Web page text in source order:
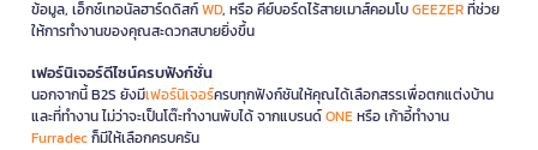
ข้อมูล, เอ็กซ์เทอนัลฮาร์ดดิสก์WD, หรือ คีย์บอร์ดไร้สายเมาส์คอมโบGEEZERที่ช่วย
ให้การทำงานของคุณสะดวกสบายยิ่งขึ้น
เฟอร์นิเจอร์ดีไซน์ครบฟังก์ชั่น
นอกจากนี้ B2S ยังมีเฟอร์นิเจอร์ครบทุกฟังก์ชันให้คุณได้เลือกสรรเพื่อตกแต่งบ้าน
และที่ทำงาน ไม่ว่าจะเป็นโต๊ะทำงานพับได้ จากแบรนด์ONEหรือ เก้าอี้ทำงาน
Furradecก็มีให้เลือกครบครัน